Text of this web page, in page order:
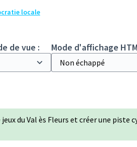
locale
de vue :
Mode d'affichage
du Val ès Fleurs et créer une